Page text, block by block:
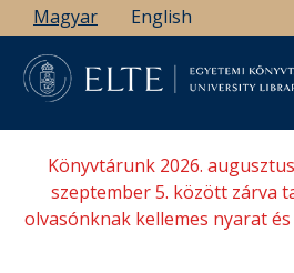
Ugrás
a
tartalomra
Magyar English
Könyvtárunk 2026.
szeptember 5. között zárva
olvasónknak kellemes nyarat